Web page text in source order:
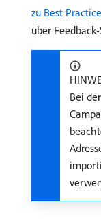
zu Best
über
Bei